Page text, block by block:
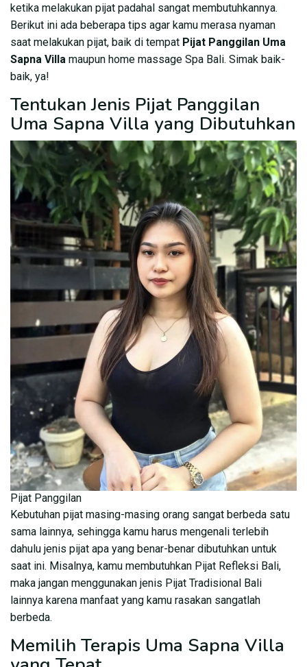
ketika melakukan pijat padahal sangat membutuhkannya.
Berikut ini ada beberapa tips agar kamu merasa nyaman
saat melakukan pijat, baik di tempat Pijat Panggilan Uma
Sapna Villa maupun home massage Spa Bali. Simak baik-
baik, ya!
Tentukan Jenis Pijat Panggilan
Uma Sapna Villa yang Dibutuhkan
Pijat Panggilan
Kebutuhan pijat masing-masing orang sangat berbeda satu
sama lainnya, sehingga kamu harus mengenali terlebih
dahulu jenis pijat apa yang benar-benar dibutuhkan untuk
saat ini. Misalnya, kamu membutuhkan Pijat Refleksi Bali,
maka jangan menggunakan jenis Pijat Tradisional Bali
lainnya karena manfaat yang kamu rasakan sangatlah
berbeda.
Memilih Terapis Uma Sapna Villa